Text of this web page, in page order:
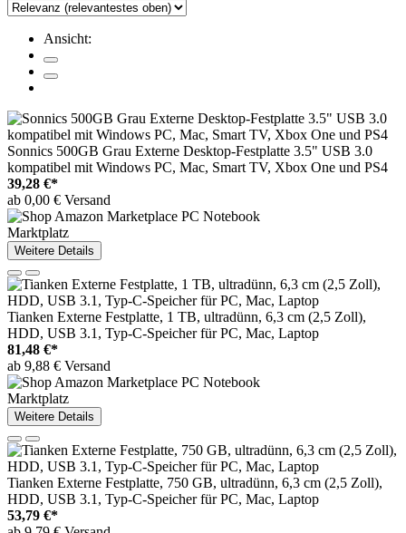
Ansicht:
Sonnics 500GB Grau Externe Desktop-Festplatte 3.5" USB 3.0
kompatibel mit Windows PC, Mac, Smart TV, Xbox One und PS4
39,28 €*
ab 0,00 € Versand
Marktplatz
Weitere Details
Tianken Externe Festplatte, 1 TB, ultradünn, 6,3 cm (2,5 Zoll),
HDD, USB 3.1, Typ-C-Speicher für PC, Mac, Laptop
81,48 €*
ab 9,88 € Versand
Marktplatz
Weitere Details
Tianken Externe Festplatte, 750 GB, ultradünn, 6,3 cm (2,5 Zoll),
HDD, USB 3.1, Typ-C-Speicher für PC, Mac, Laptop
53,79 €*